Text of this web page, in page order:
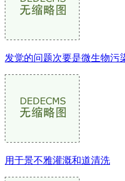
发觉的问题次要是微生物污
用于景不雅灌溉和道清洗